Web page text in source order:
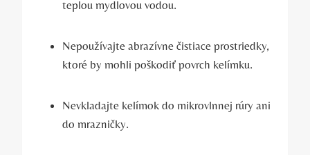
teplou mydlovou vodou.
Nepoužívajte abrazívne čistiace prostriedky,
ktoré by mohli poškodiť povrch kelímku.
Nevkladajte kelímok do mikrovlnnej rúry ani
do mrazničky.